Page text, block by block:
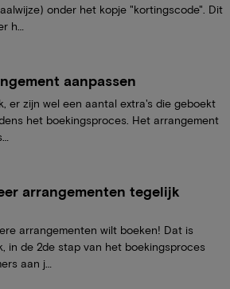
onder het kopje "kortingscode". Dit
h…
aanpassen
er zijn wel een aantal extra's die geboekt
het boekingsproces. Het arrangement
arrangementen tegelijk
arrangementen wilt boeken! Dat is
in de 2de stap van het boekingsproces
aan j…